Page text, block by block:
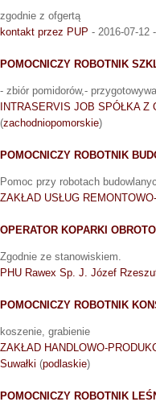
zgodnie z ofgertą
kontakt przez PUP - 2016-07-12 -
POMOCNICZY ROBOTNIK
- zbiór pomidorów,-
INTRASERVIS JOB SPÓŁKA
(zachodniopomorskie)
POMOCNICZY ROBOTNIK
Pomoc przy robotach
ZAKŁAD USŁUG
OPERATOR KOPARKI
Zgodnie ze stanowiskiem.
PHU Rawex Sp. J. Józef
POMOCNICZY ROBOTNIK
koszenie, grabienie
ZAKŁAD HANDLOWO-
Suwałki (podlaskie)
POMOCNICZY ROBOTNIK